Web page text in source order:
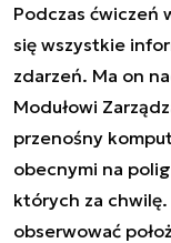
Podczas ćwiczeń
się wszystkie
zdarzeń. Ma on
Modułowi
przenośny
obecnymi na
których za
obserwować